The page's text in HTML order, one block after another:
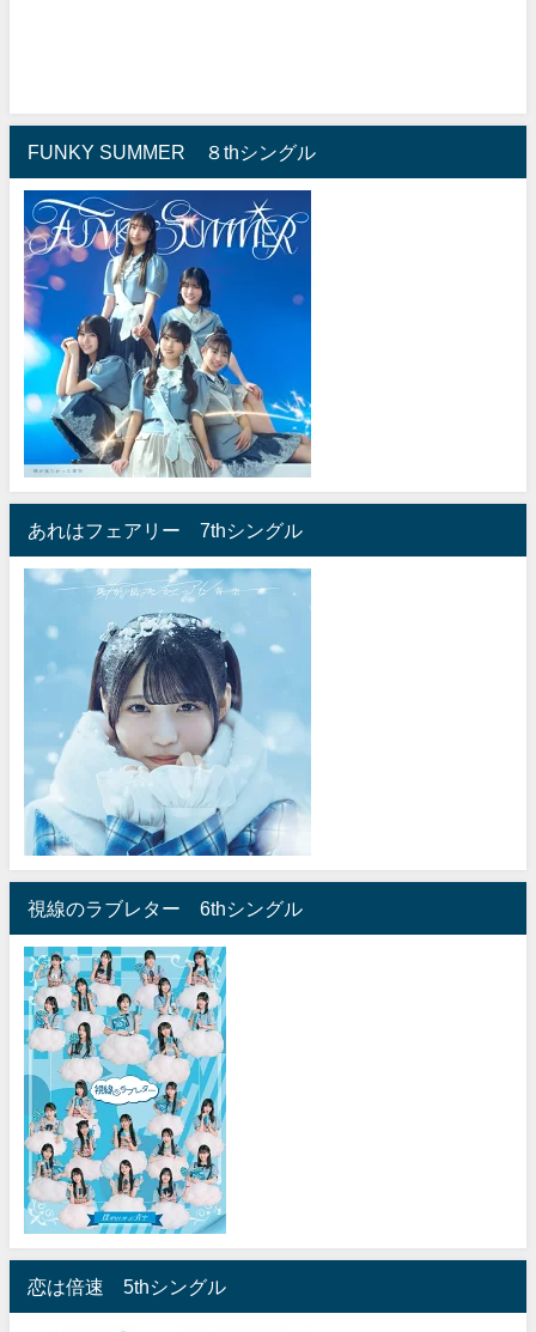
FUNKY SUMMER ８thシングル
あれはフェアリー 7thシングル
視線のラブレター 6thシングル
恋は倍速 5thシングル